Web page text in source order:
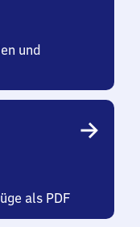
und
als PDF